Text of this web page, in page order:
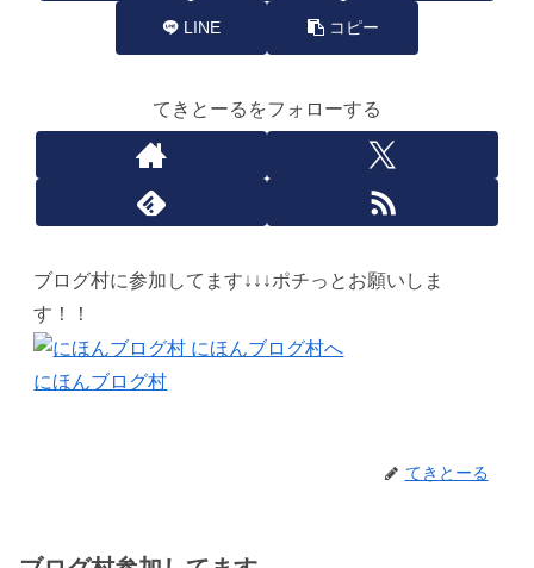
LINE コピー
てきとーるをフォローする
ブログ村に参加してます↓↓↓ポチっとお願いしま
す！！
にほんブログ村
てきとーる